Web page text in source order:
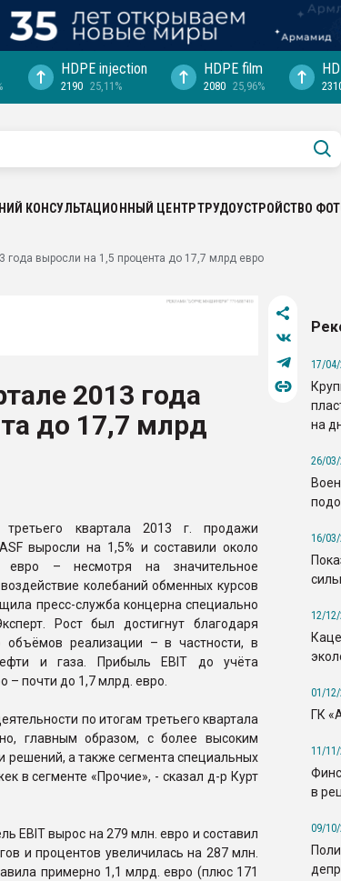
HDPE injection
2190 25,11%
HDPE film
2080 25,96%
КОНСУЛЬТАЦИОННЫЙ ЦЕНТРТРУДОУСТРОЙСТВО
года выросли на 1,5 процента до 17,7 млрд евро
2013 года
до 17,7 млрд
квартала 2013 г. продажи
выросли на 1,5% и составили около
– несмотря на значительное
колебаний обменных курсов
пресс-служба концерна специально
Рост был достигнут благодаря
объёмов реализации – в частности, в
и газа. Прибыль EBIT до учёта
– почти до 1,7 млрд. евро.
по итогам третьего квартала
главным образом, с более высоким
решений, а также сегмента специальных
в сегменте «Прочие», - сказал д-р Курт
EBIT вырос на 279 млн. евро и составил
и процентов увеличилась на 287 млн.
примерно 1,1 млрд. евро (плюс 171
17/
на
26/
16/
12/
01/12/
ГК
11/
в
09/10/